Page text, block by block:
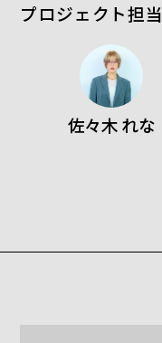
プロジェクト担当
佐々木 れな